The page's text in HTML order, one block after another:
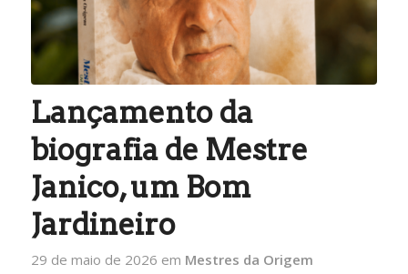
Lançamento da
biografia de Mestre
Janico, um Bom
Jardineiro
29 de maio de 2026 em Mestres da Origem